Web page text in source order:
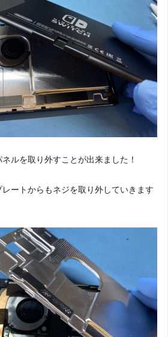
ルを取り外すことが出来ました！
ートからもネジを取り外していきます